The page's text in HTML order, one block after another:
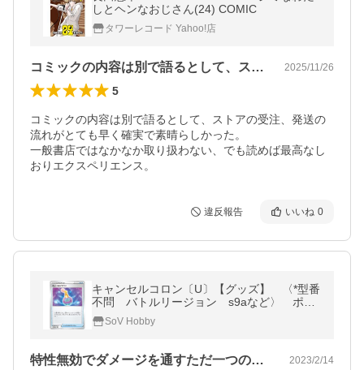
しとヘンなおじさん(24) COMIC
タワーレコード Yahoo!店
コミックの内容は別で語るとして、ストア… 2025/11/26
5
コミックの内容は別で語るとして、ストアの受注、発送の
流れがとても早く確実で素晴らしかった。
一般書店ではなかなか取り扱わない、でも読めば最高なし
おりエクスペリエンス。
違反報告 いいね 0
キャンセルコロン〔U〕【グッズ】 〈*型番
不問 バトルリージョン s9aなど〉 ポケ
モンカードゲーム
SoV Hobby
特性無効でダメージを通すただ一つのグッズ 2023/2/14